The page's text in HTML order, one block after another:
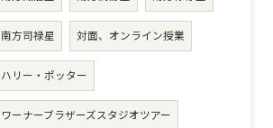
南方司禄星 対面、オンライン授業
ハリー・ポッター
ワーナーブラザーズスタジオツアー